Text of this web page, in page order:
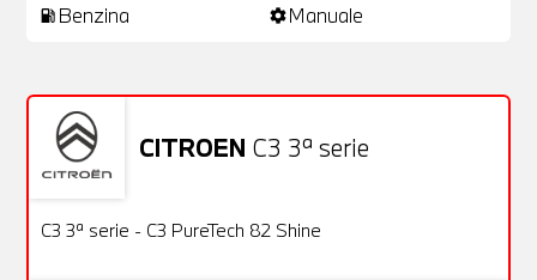
local_gas_station Benzina settingsManuale
CITROEN C3 3ª serie
OFFERTA
Usato
C3 3ª serie - C3 PureTech 82 Shine